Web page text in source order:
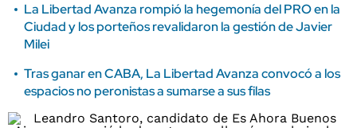
La Libertad Avanza rompió la hegemonía del PRO en la
Ciudad y los porteños revalidaron la gestión de Javier
Milei
Tras ganar en CABA, La Libertad Avanza convocó a los
espacios no peronistas a sumarse a sus filas